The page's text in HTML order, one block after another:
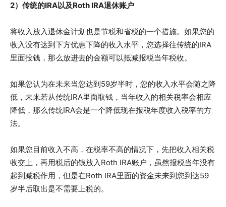
2）传统的IRA以及Roth IRA退休账户
将收入放入退休金计划也是节税和省税的一个措施。如果您的
收入没有达到下方优惠下降的收入水平，您选择往传统的IRA
里面投钱，那么放进去的金额可以抵减报税当年税收。
如果您认为在未来当您达到59岁半时，您的收入水平会随之降
低，未来若从传统IRA里面取钱，当年收入的相关税率会相应
降低，那么传统IRA会是一个降低现在报税年度收入税率的方
法。
如果您目前收入不高，在税率不高的情况下，先把收入相关税
收交上，再用税后的钱放入Roth IRA账户，虽然报税当年没有
起到减税作用，但是在Roth IRA里面的资金未来到您到达59
岁半后取出是不需要上税的。